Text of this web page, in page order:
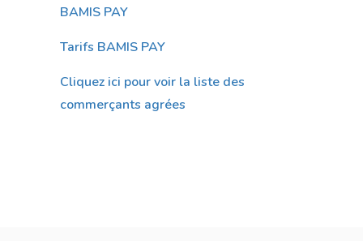
BAMIS PAY
Tarifs BAMIS PAY
Cliquez ici pour voir la liste des
commerçants agrées